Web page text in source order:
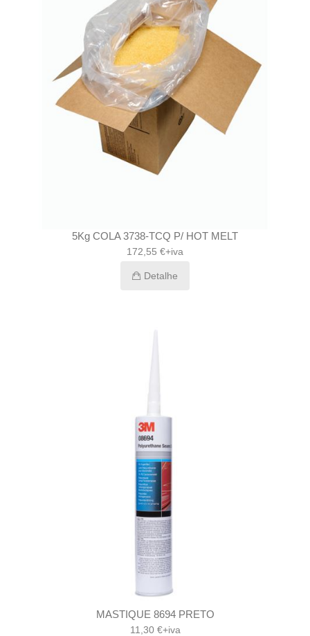
5Kg COLA 3738-TCQ P/ HOT MELT
172,55 €+iva
Detalhe
MASTIQUE 8694 PRETO
11,30 €+iva